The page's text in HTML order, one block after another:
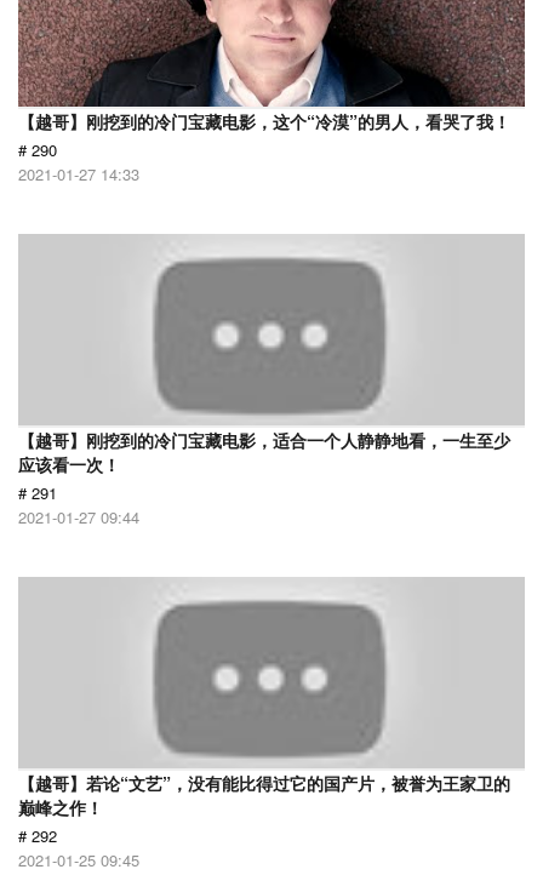
【越哥】刚挖到的冷门宝藏电影，这个“冷漠”的男人，看哭了我！
# 290
2021-01-27 14:33
【越哥】刚挖到的冷门宝藏电影，适合一个人静静地看，一生至少
应该看一次！
# 291
2021-01-27 09:44
【越哥】若论“文艺”，没有能比得过它的国产片，被誉为王家卫的
巅峰之作！
# 292
2021-01-25 09:45